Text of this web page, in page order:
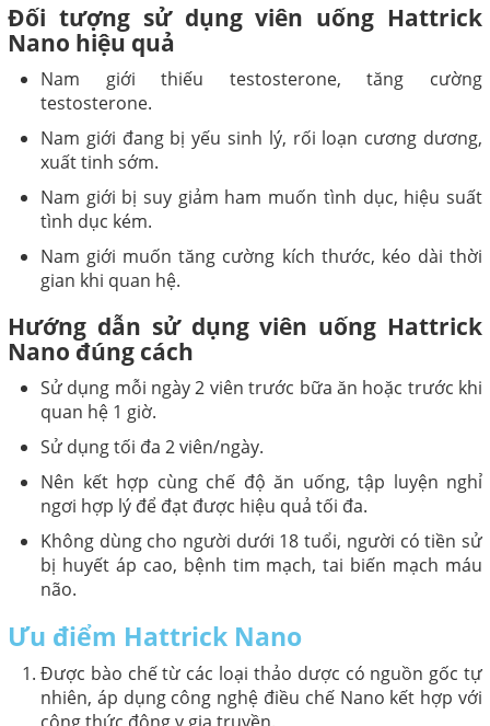
Đối tượng sử dụng viên uống Hattrick
Nano hiệu quả
Nam giới thiếu testosterone, tăng cường
testosterone.
Nam giới đang bị yếu sinh lý, rối loạn cương dương,
xuất tinh sớm.
Nam giới bị suy giảm ham muốn tình dục, hiệu suất
tình dục kém.
Nam giới muốn tăng cường kích thước, kéo dài thời
gian khi quan hệ.
Hướng dẫn sử dụng viên uống Hattrick
Nano đúng cách
Sử dụng mỗi ngày 2 viên trước bữa ăn hoặc trước khi
quan hệ 1 giờ.
Sử dụng tối đa 2 viên/ngày.
Nên kết hợp cùng chế độ ăn uống, tập luyện nghỉ
ngơi hợp lý để đạt được hiệu quả tối đa.
Không dùng cho người dưới 18 tuổi, người có tiền sử
bị huyết áp cao, bệnh tim mạch, tai biến mạch máu
não.
Ưu điểm Hattrick Nano
Được bào chế từ các loại thảo dược có nguồn gốc tự
nhiên, áp dụng công nghệ điều chế Nano kết hợp với
công thức đông y gia truyền.